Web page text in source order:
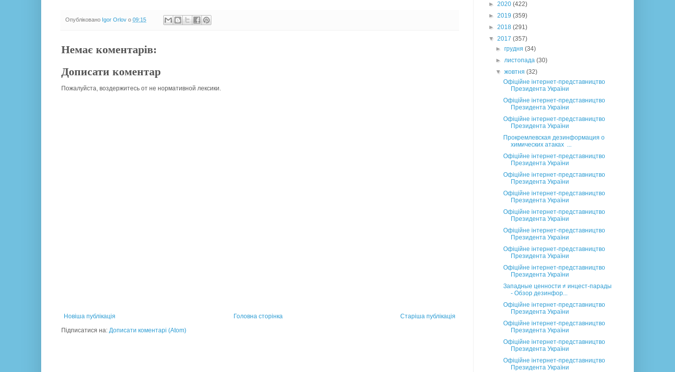
Опубліковано Igor Orlov о 09:15
Немає коментарів:
Дописати коментар
Пожалуйста, воздержитесь от не нормативной лексики.
Новіша публікація Старіша публікація
Головна сторінка
Підписатися на: Дописати коментарі (Atom)
► 2020 (422)
► 2019 (359)
► 2018 (291)
▼ 2017 (357)
►грудня(34)
►листопада(30)
▼жовтня(32)
Офіційне інтернет-представництво
Президента України
Офіційне інтернет-представництво
Президента України
Офіційне інтернет-представництво
Президента України
Прокремлевская дезинформация о
химических атаках ...
Офіційне інтернет-представництво
Президента України
Офіційне інтернет-представництво
Президента України
Офіційне інтернет-представництво
Президента України
Офіційне інтернет-представництво
Президента України
Офіційне інтернет-представництво
Президента України
Офіційне інтернет-представництво
Президента України
Офіційне інтернет-представництво
Президента України
Западные ценности ≠ инцест-парады
- Обзор дезинфор...
Офіційне інтернет-представництво
Президента України
Офіційне інтернет-представництво
Президента України
Офіційне інтернет-представництво
Президента України
Офіційне інтернет-представництво
Президента України